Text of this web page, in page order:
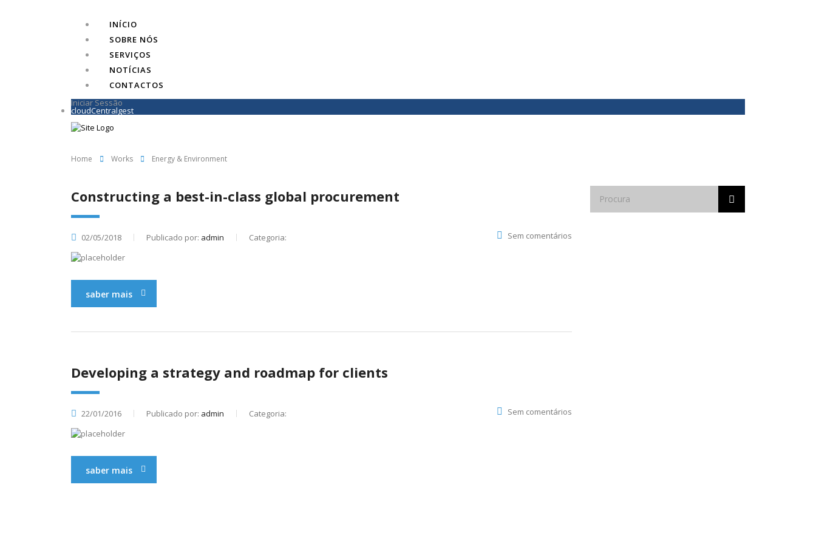
INÍCIO
SOBRE NÓS
SERVIÇOS
NOTÍCIAS
CONTACTOS
Iniciar Sessão
cloudCentralgest
Home Works Energy & Environment
Constructing a best-in-class global procurement
02/05/2018 Publicado por: admin Categoria: Sem comentários
saber mais
Developing a strategy and roadmap for clients
22/01/2016 Publicado por: admin Categoria: Sem comentários
saber mais